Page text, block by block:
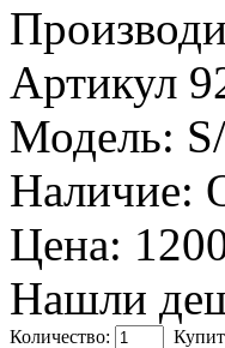
Артикул
Модель:
Наличие:
Цена:
Нашли
Количество: